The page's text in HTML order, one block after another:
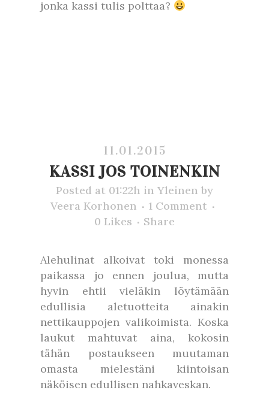
jonka kassi tulis polttaa?
11.01.2015
KASSI JOS TOINENKIN
Posted at 01:22h in Yleinen by
Veera Korhonen
1 Comment
0 Likes Share
Alehulinat alkoivat toki monessa
paikassa jo ennen joulua, mutta
hyvin ehtii vieläkin löytämään
edullisia aletuotteita ainakin
nettikauppojen valikoimista. Koska
laukut mahtuvat aina, kokosin
tähän postaukseen muutaman
omasta mielestäni kiintoisan
näköisen edullisen nahkaveskan.